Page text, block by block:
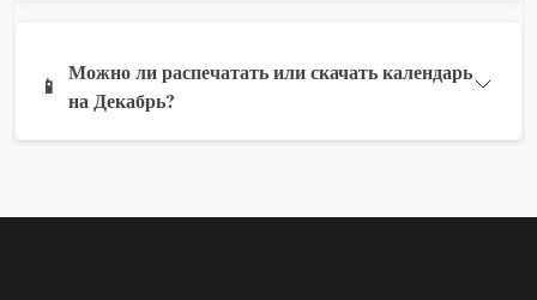
📱
Можно ли распечатать или скачать календарь
на Декабрь?